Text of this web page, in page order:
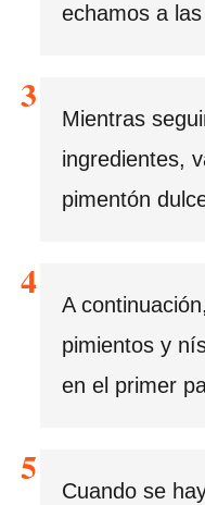
echamos a
Mientras
ingredientes,
pimentón
A
pimientos y
en el primer
Cuando se